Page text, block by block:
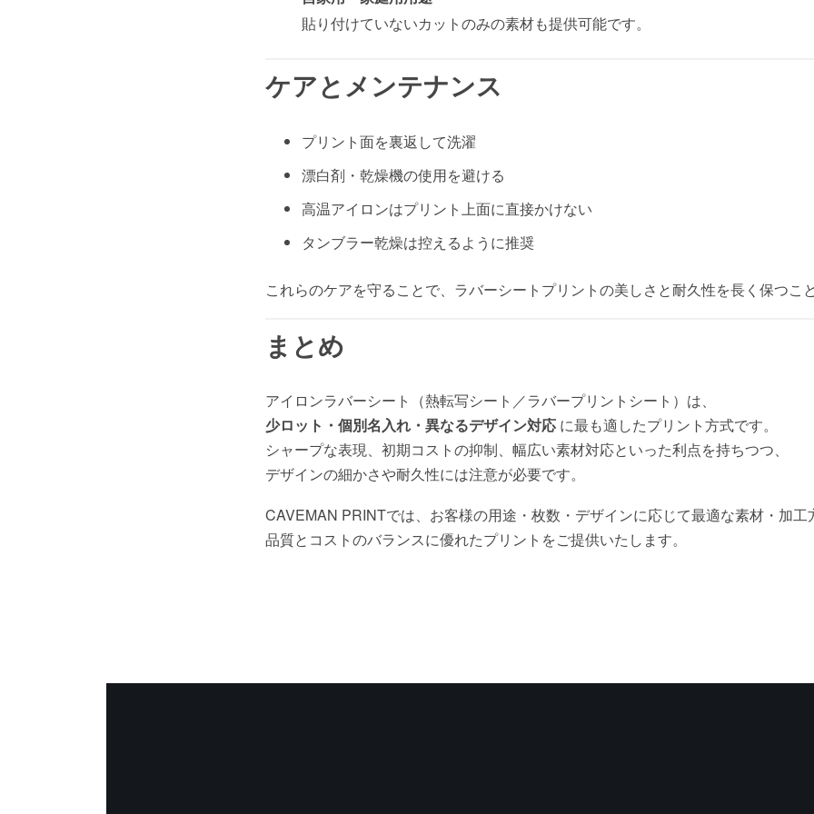
貼り付けていないカットのみの素材も提供可能です。
ケアとメンテナンス
プリント面を裏返して洗濯
漂白剤・乾燥機の使用を避ける
高温アイロンはプリント上面に直接かけない
タンブラー乾燥は控えるように推奨
これらのケアを守ることで、ラバーシートプリントの美しさと耐久性を長く保つこ
まとめ
アイロンラバーシート（熱転写シート／ラバープリントシート）は、
少ロット・個別名入れ・異なるデザイン対応 に最も適したプリント方式です。
シャープな表現、初期コストの抑制、幅広い素材対応といった利点を持ちつつ、
デザインの細かさや耐久性には注意が必要です。
CAVEMAN PRINTでは、お客様の用途・枚数・デザインに応じて最適な素材・加工
品質とコストのバランスに優れたプリントをご提供いたします。